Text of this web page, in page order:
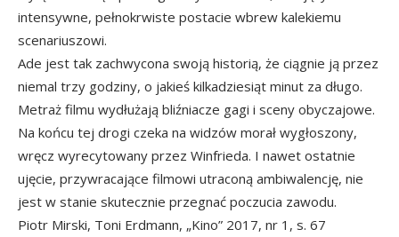
intensywne, pełnokrwiste postacie wbrew kalekiemu
scenariuszowi.
Ade jest tak zachwycona swoją historią, że ciągnie ją przez
niemal trzy godziny, o jakieś kilkadziesiąt minut za długo.
Metraż filmu wydłużają bliźniacze gagi i sceny obyczajowe.
Na końcu tej drogi czeka na widzów morał wygłoszony,
wręcz wyrecytowany przez Winfrieda. I nawet ostatnie
ujęcie, przywracające filmowi utraconą ambiwalencję, nie
jest w stanie skutecznie przegnać poczucia zawodu.
Piotr Mirski, Toni Erdmann, „Kino” 2017, nr 1, s. 67